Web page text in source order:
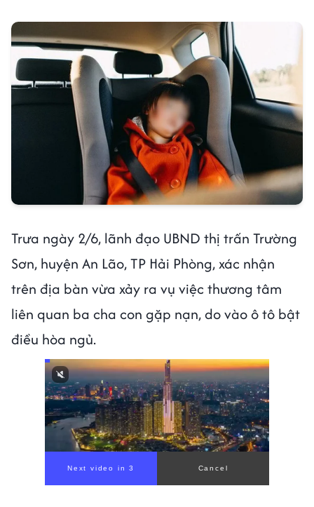
Trưa ngày 2/6, lãnh đạo UBND thị trấn Trường
Sơn, huyện An Lão, TP Hải Phòng, xác nhận
trên địa bàn vừa xảy ra vụ việc thương tâm
liên quan ba cha con gặp nạn, do vào ô tô bật
điều hòa ngủ.
Next video in 1 Cancel